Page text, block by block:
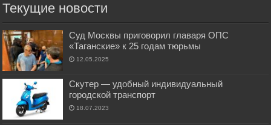
Текущие новости
Суд Москвы приговорил главаря ОПС
«Таганские» к 25 годам тюрьмы
12.05.2025
Скутер — удобный индивидуальный
городской транспорт
18.07.2023